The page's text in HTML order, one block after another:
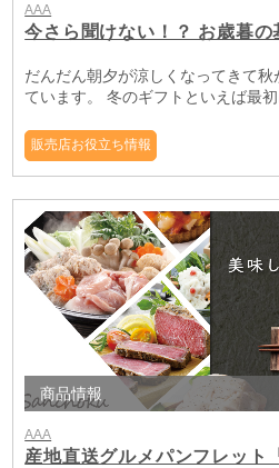
AAA
今さら聞けない！？ お歳暮の
だんだん朝夕が涼しくなってきて
ています。 冬のギフトといえば最初
販売店お役立ち情報
商品情報
AAA
産地直送グルメパンフレッ